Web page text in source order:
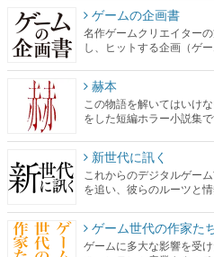
ゲームの企画書
名作ゲームクリエイター
し、ヒットする企画（ゲ
赫本
この物語を解いてはいけ
をした短編ホラー小説集で
新世代に訊く
これからのデジタルゲー
を追い、彼らのルーツと
ゲーム世代の作家た
ゲームに多大な影響を受